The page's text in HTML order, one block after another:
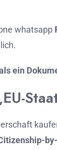
whatsapp
ein
EU-
by-